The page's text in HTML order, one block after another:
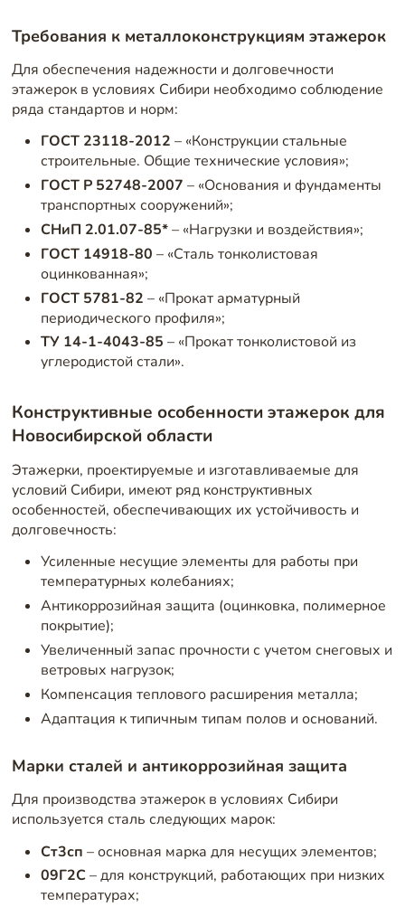
Требования к металлоконструкциям этажерок
Для обеспечения надежности и долговечности
этажерок в условиях Сибири необходимо соблюдение
ряда стандартов и норм:
ГОСТ 23118-2012 – «Конструкции стальные
строительные. Общие технические условия»;
ГОСТ Р 52748-2007 – «Основания и фундаменты
транспортных сооружений»;
СНиП 2.01.07-85*– «Нагрузки и воздействия»;
ГОСТ 14918-80 – «Сталь тонколистовая
оцинкованная»;
ГОСТ 5781-82 – «Прокат арматурный
периодического профиля»;
ТУ 14-1-4043-85 – «Прокат тонколистовой из
углеродистой стали».
Конструктивные особенности этажерок для
Новосибирской области
Этажерки, проектируемые и изготавливаемые для
условий Сибири, имеют ряд конструктивных
особенностей, обеспечивающих их устойчивость и
долговечность:
Усиленные несущие элементы для работы при
температурных колебаниях;
Антикоррозийная защита (оцинковка, полимерное
покрытие);
Увеличенный запас прочности с учетом снеговых и
ветровых нагрузок;
Компенсация теплового расширения металла;
Адаптация к типичным типам полов и оснований.
Марки сталей и антикоррозийная защита
Для производства этажерок в условиях Сибири
используется сталь следующих марок:
Ст3сп – основная марка для несущих элементов;
09Г2С– для конструкций, работающих при низких
температурах;